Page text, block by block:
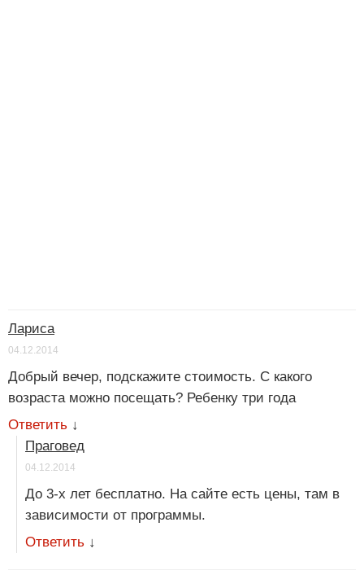
Лариса
04.12.2014
Добрый вечер, подскажите стоимость. С какого
возраста можно посещать? Ребенку три года
Ответить ↓
Праговед
04.12.2014
До 3-х лет бесплатно. На сайте есть цены, там в
зависимости от программы.
Ответить ↓